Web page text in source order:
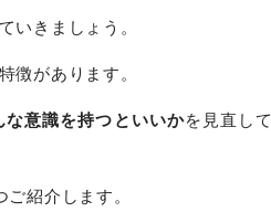
いきましょう。
徴があります。
意識を持つといいかを見直し
ご紹介します。